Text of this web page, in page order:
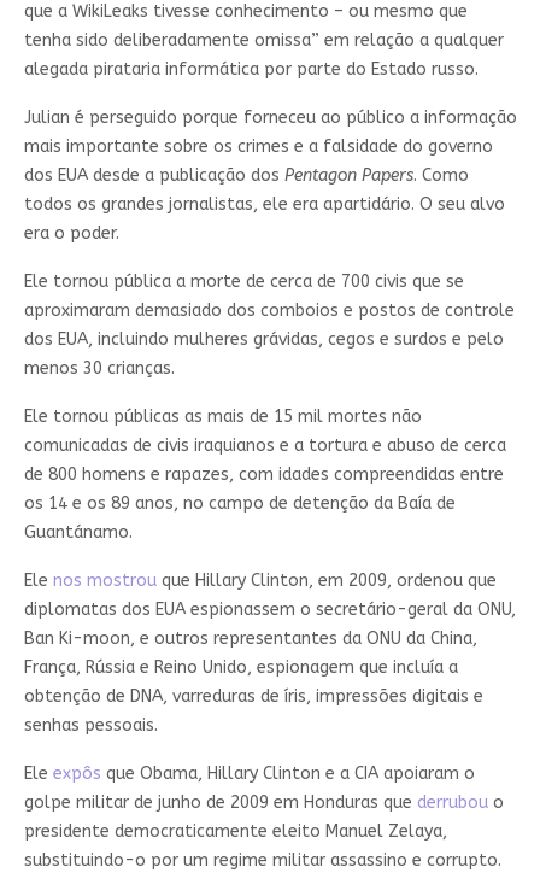
que a WikiLeaks tivesse conhecimento – ou mesmo que
tenha sido deliberadamente omissa” em relação a qualquer
alegada pirataria informática por parte do Estado russo.
Julian é perseguido porque forneceu ao público a informação
mais importante sobre os crimes e a falsidade do governo
dos EUA desde a publicação dos Pentagon Papers. Como
todos os grandes jornalistas, ele era apartidário. O seu alvo
era o poder.
Ele tornou pública a morte de cerca de 700 civis que se
aproximaram demasiado dos comboios e postos de controle
dos EUA, incluindo mulheres grávidas, cegos e surdos e pelo
menos 30 crianças.
Ele tornou públicas as mais de 15 mil mortes não
comunicadas de civis iraquianos e a tortura e abuso de cerca
de 800 homens e rapazes, com idades compreendidas entre
os 14 e os 89 anos, no campo de detenção da Baía de
Guantánamo.
Ele nos mostrou que Hillary Clinton, em 2009, ordenou que
diplomatas dos EUA espionassem o secretário-geral da ONU,
Ban Ki-moon, e outros representantes da ONU da China,
França, Rússia e Reino Unido, espionagem que incluía a
obtenção de DNA, varreduras de íris, impressões digitais e
senhas pessoais.
Ele expôs que Obama, Hillary Clinton e a CIA apoiaram o
golpe militar de junho de 2009 em Honduras que derrubou o
presidente democraticamente eleito Manuel Zelaya,
substituindo-o por um regime militar assassino e corrupto.